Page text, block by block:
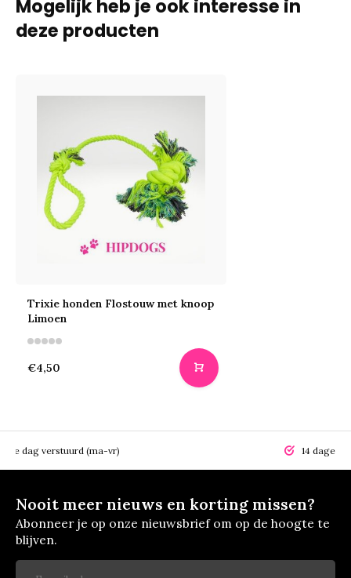
Mogelijk heb je ook interesse in
deze producten
Trixie honden Flostouw met knoop
Limoen
€4,50
dag verstuurd (ma-vr) 14 dagen
Nooit meer nieuws en korting missen?
Abonneer je op onze nieuwsbrief om op de hoogte te
blijven.